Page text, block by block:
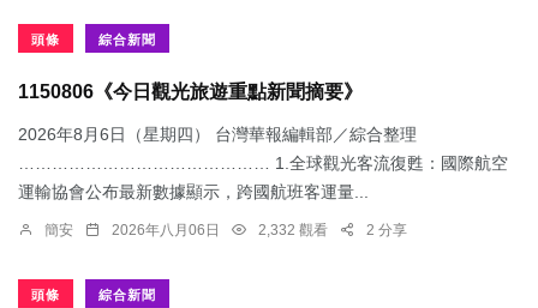
頭條 綜合新聞
1150806《今日觀光旅遊重點新聞摘要》
2026年8月6日（星期四） 台灣華報編輯部／綜合整理
……………………………………… 1.​全球觀光客流復甦：國際航空
運輸協會公布最新數據顯示，跨國航班客運量...
簡安 2026年八月06日 2,332 觀看 2 分享
頭條 綜合新聞